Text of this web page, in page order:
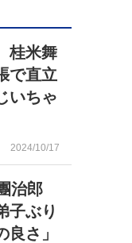
桂米舞
で直立
いちゃ
2024/10/17
治郎
子ぶり
さ」